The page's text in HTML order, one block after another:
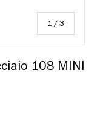
1 /su
3
108 MINI